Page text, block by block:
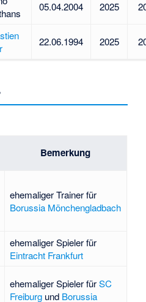
05.04.2004 2025
22.06.1994 2025
Bemerkung
ehemaliger Trainer für
Borussia Mönchengladbach
ehemaliger Spieler für
Eintracht Frankfurt
ehemaliger Spieler fürSC
Freiburgund Borussia